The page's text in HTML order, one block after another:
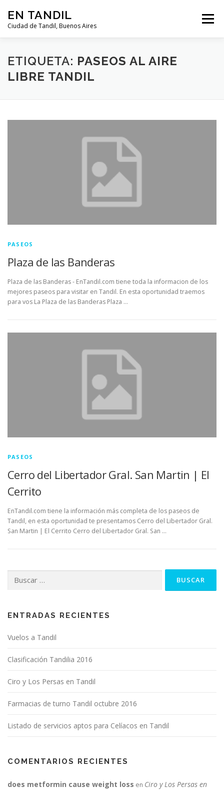
EN TANDIL
Ciudad de Tandil, Buenos Aires
Menú
INFORMACIÓN HISTORIA GUIAS
ETIQUETA: PASEOS AL AIRE
LIBRE TANDIL
PASEOS
Plaza de las Banderas
Plaza de las Banderas - EnTandil.com tiene toda la informacion de los
mejores paseos para visitar en Tandil. En esta oportunidad traemos
para vos La Plaza de las Banderas Plaza …
PASEOS
Cerro del Libertador Gral. San Martin | El
Cerrito
EnTandil.com tiene la información más completa de los paseos de
Tandil, en esta oportunidad te presentamos Cerro del Libertador Gral.
San Martin | El Cerrito Cerro del Libertador Gral. San …
ENTRADAS RECIENTES
Vuelos a Tandil
Clasificación Tandilia 2016
Ciro y Los Persas en Tandil
Farmacias de turno Tandil octubre 2016
Listado de servicios aptos para Celíacos en Tandil
COMENTARIOS RECIENTES
does metformin cause weight loss en Ciro y Los Persas en